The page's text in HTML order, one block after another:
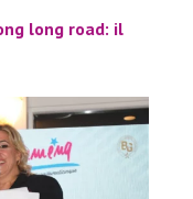
long road: il